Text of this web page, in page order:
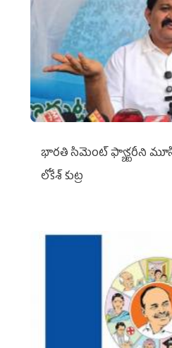
భారతి సిమెంట్ ఫ్యాక్టరీని
లోకేశ్ కుట్ర